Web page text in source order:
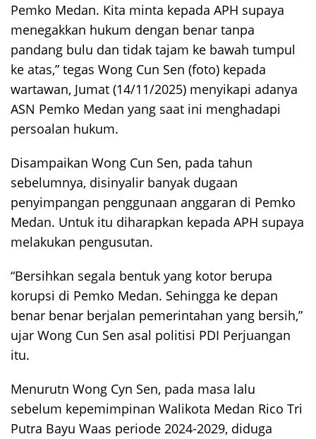
Pemko Medan. Kita minta kepada APH supaya
menegakkan hukum dengan benar tanpa
pandang bulu dan tidak tajam ke bawah tumpul
ke atas,” tegas Wong Cun Sen (foto) kepada
wartawan, Jumat (14/11/2025) menyikapi adanya
ASN Pemko Medan yang saat ini menghadapi
persoalan hukum.
Disampaikan Wong Cun Sen, pada tahun
sebelumnya, disinyalir banyak dugaan
penyimpangan penggunaan anggaran di Pemko
Medan. Untuk itu diharapkan kepada APH supaya
melakukan pengusutan.
“Bersihkan segala bentuk yang kotor berupa
korupsi di Pemko Medan. Sehingga ke depan
benar benar berjalan pemerintahan yang bersih,”
ujar Wong Cun Sen asal politisi PDI Perjuangan
itu.
Menurutn Wong Cyn Sen, pada masa lalu
sebelum kepemimpinan Walikota Medan Rico Tri
Putra Bayu Waas periode 2024-2029, diduga